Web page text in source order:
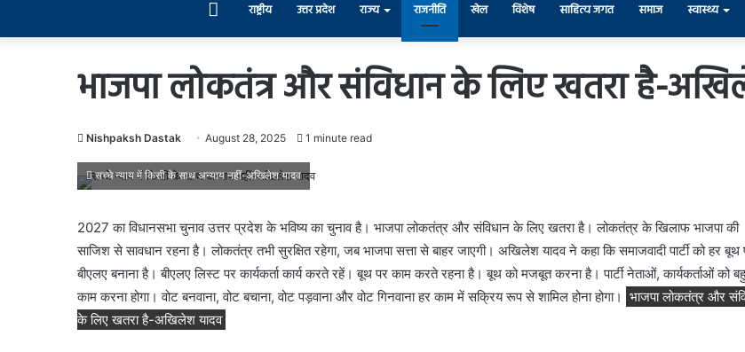
राष्ट्रीय उत्तर प्रदेश राज्य राजनीति खेल विशेष साहित्य जगत समाज स्वास्थ्य
भाजपा लोकतंत्र और संविधान के लिए खतरा है-
Nishpaksh Dastak August 28, 2025 1 minute read
सच्चे न्याय में किसी के साथ अन्याय नहीं-अखिलेश यादव
2027 का विधानसभा चुनाव उत्तर प्रदेश के भविष्य का चुनाव है। भाजपा लोकतंत्र और संविधान के लिए खतरा है। लोकतंत्र के खिलाफ भाजपा की
साजिश से सावधान रहना है। लोकतंत्र तभी सुरक्षित रहेगा, जब भाजपा सत्ता से बाहर जाएगी। अखिलेश यादव ने कहा कि समाजवादी पार्टी को हर बूथ
बीएलए बनाना है। बीएलए लिस्ट पर कार्यकर्ता कार्य करते रहें। बूथ पर काम करते रहना है। बूथ को मजबूत करना है। पार्टी नेताओं, कार्यकर्ताओं को
काम करना होगा। वोट बनवाना, वोट बचाना, वोट पड़वाना और वोट गिनवाना हर काम में सक्रिय रूप से शामिल होना होगा। भाजपा लोकतंत्र और
के लिए खतरा है-अखिलेश यादव